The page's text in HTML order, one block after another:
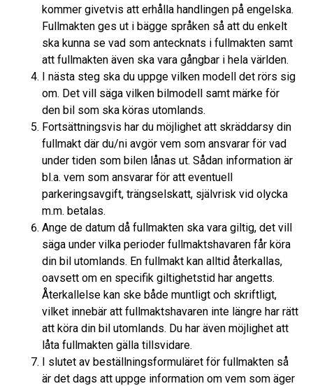
kommer givetvis att erhålla handlingen på engelska.
Fullmakten ges ut i bägge språken så att du enkelt
ska kunna se vad som antecknats i fullmakten samt
att fullmakten även ska vara gångbar i hela världen.
I nästa steg ska du uppge vilken modell det rörs sig
om. Det vill säga vilken bilmodell samt märke för
den bil som ska köras utomlands.
Fortsättningsvis har du möjlighet att skräddarsy din
fullmakt där du/ni avgör vem som ansvarar för vad
under tiden som bilen lånas ut. Sådan information är
bl.a. vem som ansvarar för att eventuell
parkeringsavgift, trängselskatt, självrisk vid olycka
m.m. betalas.
Ange de datum då fullmakten ska vara giltig, det vill
säga under vilka perioder fullmaktshavaren får köra
din bil utomlands. En fullmakt kan alltid återkallas,
oavsett om en specifik giltighetstid har angetts.
Återkallelse kan ske både muntligt och skriftligt,
vilket innebär att fullmaktshavaren inte längre har rätt
att köra din bil utomlands. Du har även möjlighet att
låta fullmakten gälla tillsvidare.
I slutet av beställningsformuläret för fullmakten så
är det dags att uppge information om vem som äger